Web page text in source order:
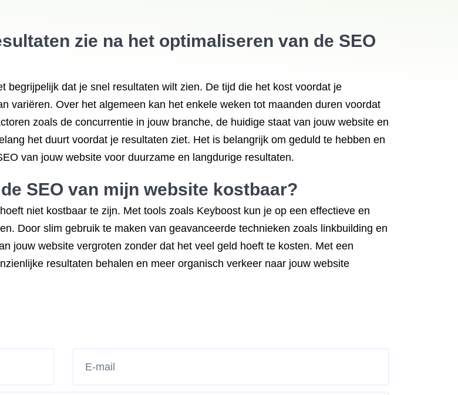
zie na het optimaliseren van de SEO
begrijpelijk dat je snel resultaten wilt zien. De tijd die het kost voordat je
variëren. Over het algemeen kan het enkele weken tot maanden duren voordat
zoals de concurrentie in jouw branche, de huidige staat van jouw website en
het duurt voordat je resultaten ziet. Het is belangrijk om geduld te hebben en
van jouw website voor duurzame en langdurige resultaten.
SEO van mijn website kostbaar?
niet kostbaar te zijn. Met tools zoals Keyboost kun je op een effectieve en
Door slim gebruik te maken van geavanceerde technieken zoals linkbuilding en
jouw website vergroten zonder dat het veel geld hoeft te kosten. Met een
resultaten behalen en meer organisch verkeer naar jouw website